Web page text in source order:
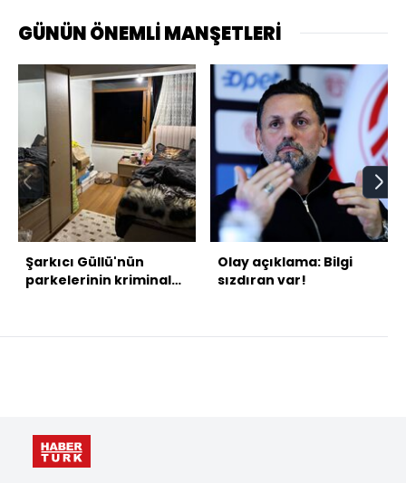
GÜNÜN ÖNEMLİ MANŞETLERİ
Şarkıcı Güllü'nün
parkelerinin kriminal
Olay açıklama: Bilgi
sızdıran var!